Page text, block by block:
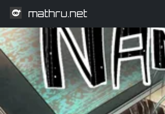
mathru.net